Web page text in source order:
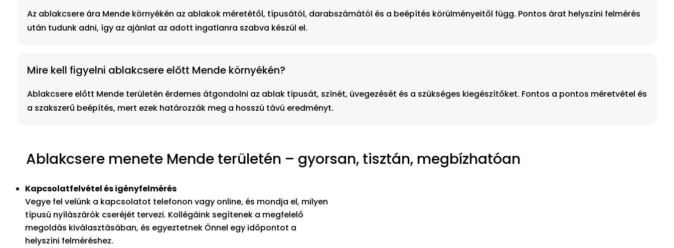
Az ablakcsere ára Mende környékén az ablakok méretétől, típusától, darabszámától és a beépítés körülményeitől függ. Pontos árat helyszíni felmérés
után tudunk adni, így az ajánlat az adott ingatlanra szabva készül el.
Mire kell figyelni ablakcsere előtt Mende környékén?
Ablakcsere előtt Mende területén érdemes átgondolni az ablak típusát, színét, üvegezését és a szükséges kiegészítőket. Fontos a pontos méretvétel és
a szakszerű beépítés, mert ezek határozzák meg a hosszú távú eredményt.
Ablakcsere menete Mende területén – gyorsan, tisztán, megbízhatóan
Kapcsolatfelvétel és igényfelmérés
Vegye fel velünk a kapcsolatot telefonon vagy online, és mondja el, milyen
típusú nyílászárók cseréjét tervezi. Kollégáink segítenek a megfelelő
megoldás kiválasztásában, és egyeztetnek Önnel egy időpontot a
helyszíni felméréshez.